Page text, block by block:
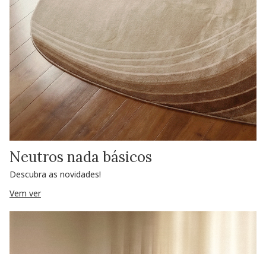
Neutros nada básicos
Descubra as novidades!
Vem ver